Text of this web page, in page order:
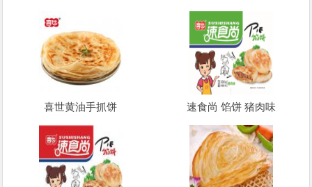
喜世黄油手抓饼 速食尚 馅饼 猪肉味